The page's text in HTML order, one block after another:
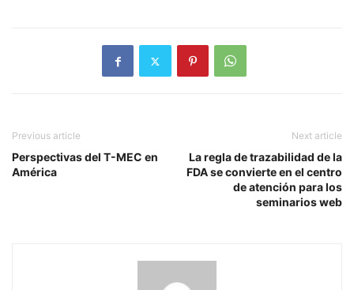
Previous article
Perspectivas del T-MEC en
América
Next article
La regla de trazabilidad de la
FDA se convierte en el centro
de atención para los
seminarios web